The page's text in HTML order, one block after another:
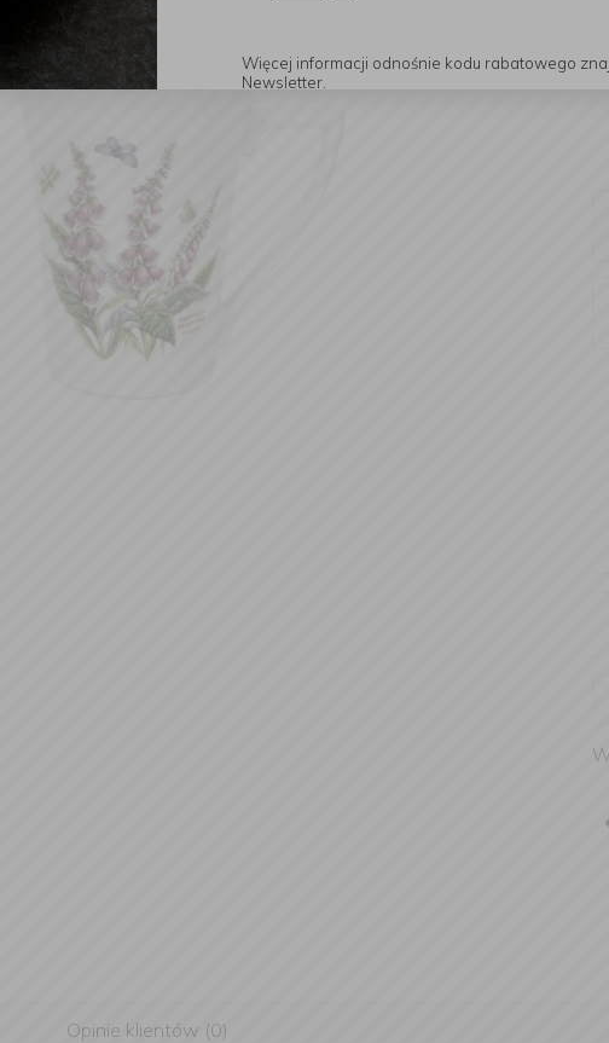
Opinie klientów (0)
Więcej informacji odnośnie kodu rabatowego
Newsletter.